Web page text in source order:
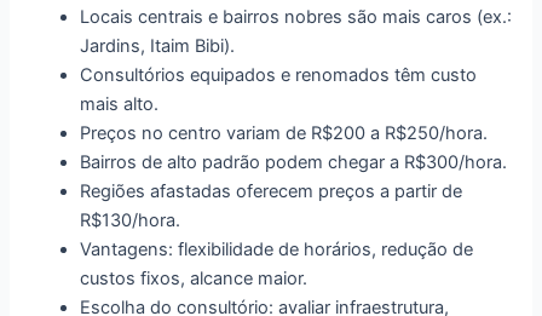
Locais centrais e bairros nobres são mais caros (ex.:
Jardins, Itaim Bibi).
Consultórios equipados e renomados têm custo
mais alto.
Preços no centro variam de R$200 a R$250/hora.
Bairros de alto padrão podem chegar a R$300/hora.
Regiões afastadas oferecem preços a partir de
R$130/hora.
Vantagens: flexibilidade de horários, redução de
custos fixos, alcance maior.
Escolha do consultório: avaliar infraestrutura,